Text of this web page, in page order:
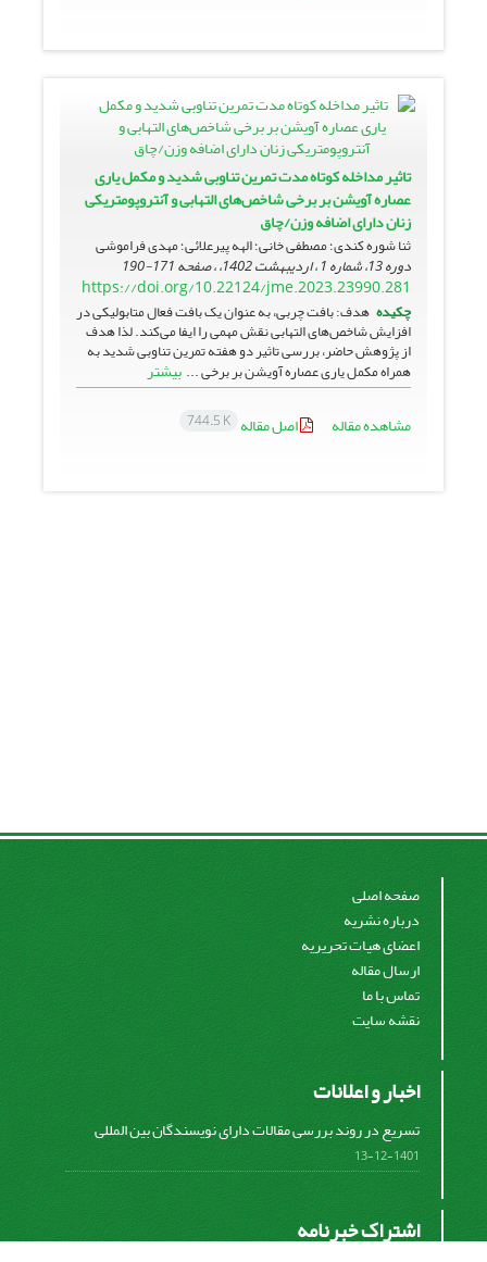
تاثیر مداخله کوتاه مدت تمرین تناوبی شدید و مکمل یاری
عصاره آویشن بر برخی شاخص‌های التهابی و آنتروپومتریکی
زنان دارای اضافه وزن/چاق
ثنا شوره کندی؛ مصطفی خانی؛ الهه پیرعلائی؛ مهدی فراموشی
دوره 13، شماره 1 ، اردیبهشت 1402، ، صفحه 171-190
https://doi.org/10.22124/jme.2023.23990.281
چکیده هدف: بافت چربی، به عنوان یک بافت فعال متابولیکی در
افزایش شاخص‌های التهابی نقش مهمی را ایفا می‌کند. لذا هدف
از پژوهش حاضر، بررسی تاثیر دو هفته تمرین تناوبی شدید به
همراه مکمل یاری عصاره آویشن بر برخی ... بیشتر
مشاهده مقاله
اصل مقاله 744.5 K
صفحه اصلی
درباره نشریه
اعضای هیات تحریریه
ارسال مقاله
تماس با ما
نقشه سایت
اخبار و اعلانات
تسریع در روند بررسی مقالات دارای نویسندگان بین المللی
1401-12-13
اشتراک خبرنامه